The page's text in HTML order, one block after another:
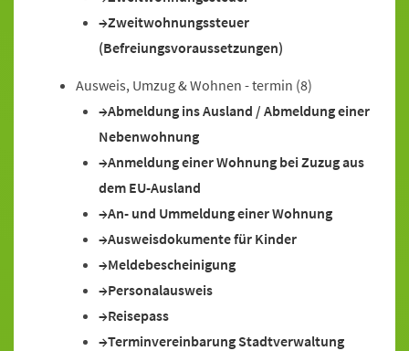
Zweitwohnungssteuer
(Befreiungsvoraussetzungen)
Ausweis, Umzug & Wohnen - termin (8)
Abmeldung ins Ausland / Abmeldung einer
Nebenwohnung
Anmeldung einer Wohnung bei Zuzug aus
dem EU-Ausland
An- und Ummeldung einer Wohnung
Ausweisdokumente für Kinder
Meldebescheinigung
Personalausweis
Reisepass
Terminvereinbarung Stadtverwaltung